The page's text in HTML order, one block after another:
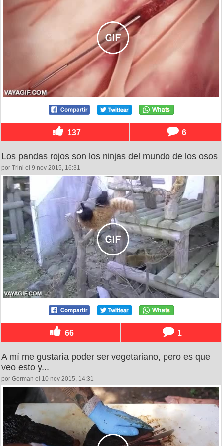
137 6
Los pandas rojos son los ninjas del mundo de los osos
por Trini el 9 nov 2015, 16:31
66 1
A mí me gustaría poder ser vegetariano, pero es que
veo esto y...
por German el 10 nov 2015, 14:31